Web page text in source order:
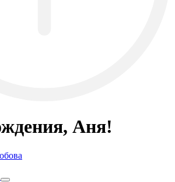
Аня!